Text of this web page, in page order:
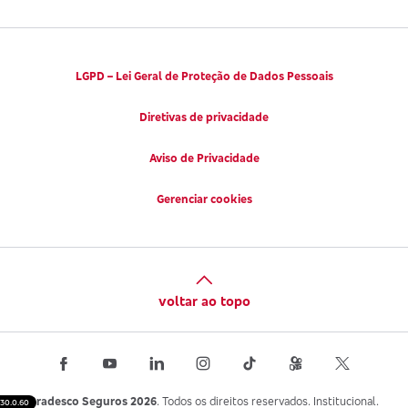
30.0.60
LGPD – Lei Geral de Proteção de Dados Pessoais
Diretivas de privacidade
Aviso de Privacidade
Gerenciar cookies
voltar ao topo
Bradesco Seguros 2026. Todos os direitos reservados. Institucional.